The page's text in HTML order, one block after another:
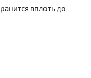
вплоть до